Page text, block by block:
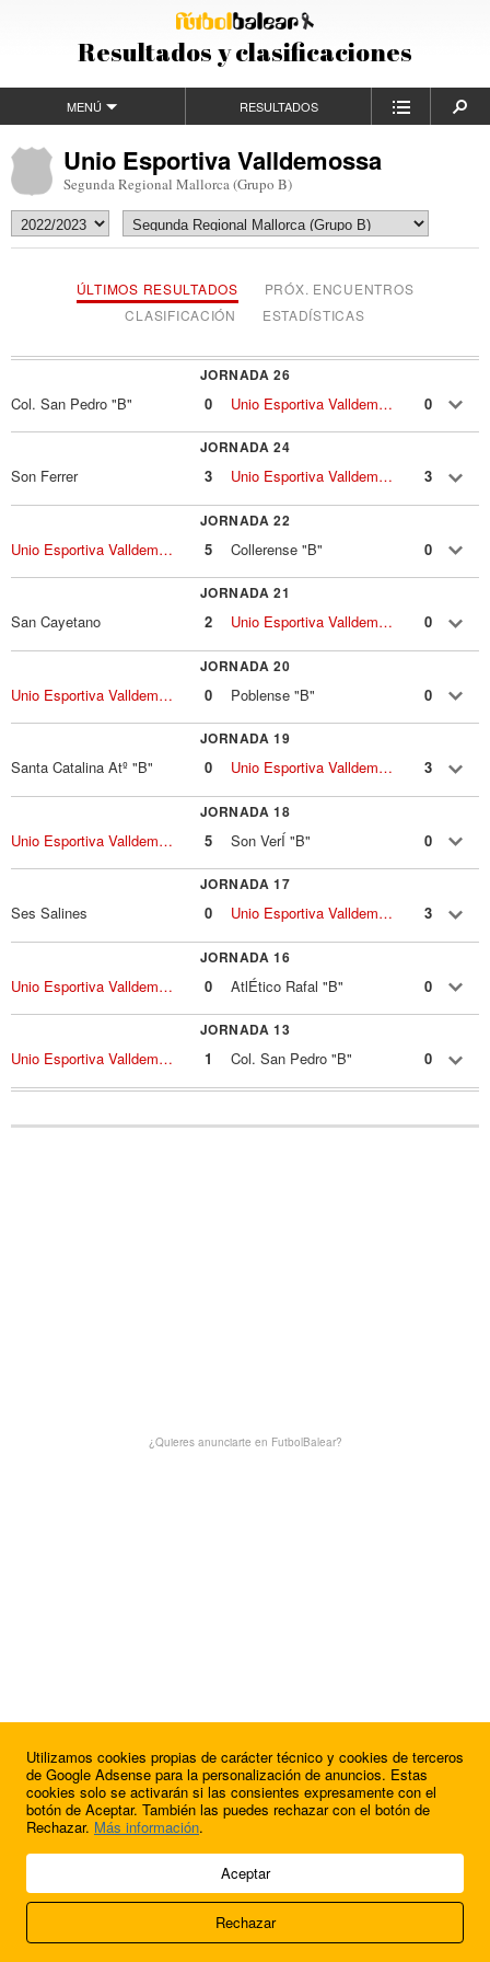
Resultados y clasificaciones
MENÚ RESULTADOS
Unio Esportiva Valldemossa
Segunda Regional Mallorca (Grupo B)
ÚLTIMOS RESULTADOS
PRÓX. ENCUENTROS
CLASIFICACIÓN
ESTADÍSTICAS
JORNADA 26
Col. San Pedro "B" 0 Unio Esportiva Valldemossa 0
JORNADA 24
Son Ferrer 3 Unio Esportiva Valldemossa 3
JORNADA 22
Unio Esportiva Valldemossa 5 Collerense "B" 0
JORNADA 21
San Cayetano 2 Unio Esportiva Valldemossa 0
JORNADA 20
Unio Esportiva Valldemossa 0 Poblense "B" 0
JORNADA 19
Santa Catalina Atº "B" 0 Unio Esportiva Valldemossa 3
JORNADA 18
Unio Esportiva Valldemossa 5 Son VerÍ "B" 0
JORNADA 17
Ses Salines 0 Unio Esportiva Valldemossa 3
JORNADA 16
Unio Esportiva Valldemossa 0 AtlÉtico Rafal "B" 0
JORNADA 13
Unio Esportiva Valldemossa 1 Col. San Pedro "B" 0
¿Quieres anunciarte en FutbolBalear?
¿Quieres anunciarte en FutbolBalear?
© 2009 - 2026 Soluciones Corporativas IP, SL.
Acerca de nosotros
FútbolBalear
Utilizamos cookies propias de carácter técnico y cookies de terceros
de Google Adsense para la personalización de anuncios. Estas
cookies solo se activarán si las consientes expresamente con el
botón de Aceptar. También las puedes rechazar con el botón de
Rechazar. Más información.
Aceptar
Rechazar